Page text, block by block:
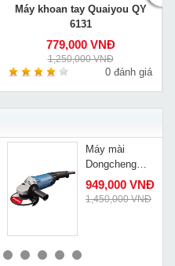
Máy khoan tay Quaiyou QY
6131
779,000 VNĐ
1,250,000 VNĐ
0 đánh giá
MUA NGAY
Máy mài
Dongcheng
S1M-FF-150A
949,000 VNĐ
1,450,000 VNĐ